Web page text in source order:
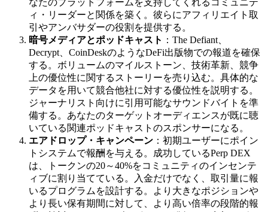
ィ・リーダーと関係を築く。彼らにアフィリエイト取
引やアンバサダーの役割を提供する。
暗号メディアとポッドキャスト ：The Defiant、
Decrypt、CoinDeskのようなDeFi出版物での報道を確保
する。ボリュームのマイルストーン、技術革新、競争
上の優位性に関するストーリーを売り込む。具体的な
データを用いて競合他社に対する優位性を説明する。
ジャーナリスト向けに引用可能なサウンドバイトを準
備する。あなたのターゲットオーディエンスが既に聴
いている関連ポッドキャストのスポンサーになる。
エアドロップ・キャンペーン ：初期ユーザーにポイン
トシステムで報酬を与える。成功しているPerp DEX
は、トークンの20～40%をコミュニティのインセンテ
ィブに割り当てている。入金だけでなく、取引量に報
いるプログラムを設計する。より大きなポジションや
より長い保有期間に対して、より高い倍率の段階的報